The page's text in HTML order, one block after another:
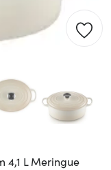
4,1 L Meringue